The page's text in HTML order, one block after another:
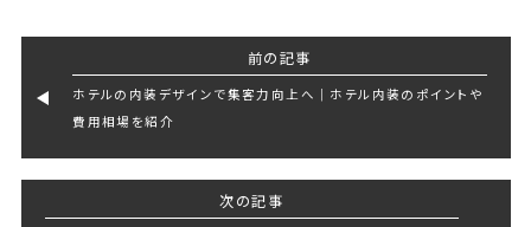
e
b
o
o
k
te
r
r
e 前の記事
ホテルの内装デザインで集客力向上へ｜ホテル内装のポイントや
費用相場を紹介
次の記事